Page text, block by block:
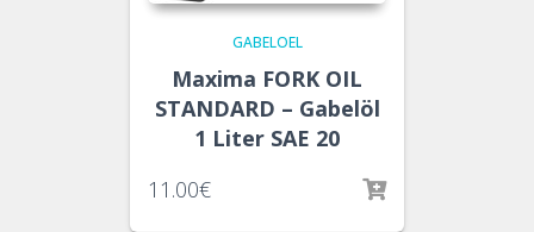
GABELOEL
Maxima FORK OIL
STANDARD – Gabelöl
1 Liter SAE 20
11.00€